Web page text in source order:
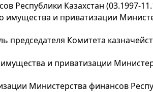
Республики Казахстан (03.1997-
и приватизации
председателя Комитета
и приватизации
Министерства финансов